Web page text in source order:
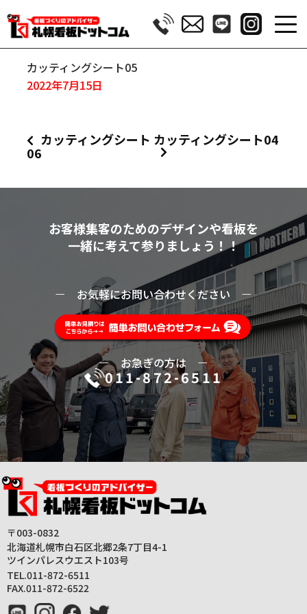
カッティングシート05
2022年7月15日
カッティングシート
06
カッティングシート04
お客様集客のためのデザインや看板を
一緒に考えて参りましょう！！
ー お気軽にお問い合わせください ー
ーお急ぎの方は ー
011-872-6511
〒003-0832
北海道札幌市白石区北郷2条7丁目4-1
ツインパレスウエスト103号
TEL.011-872-6511
FAX.011-872-6522